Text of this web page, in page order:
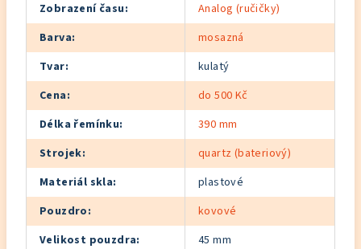
Zobrazení času:
Analog (ručičky)
Barva:
mosazná
Tvar:
kulatý
Cena:
do 500 Kč
Délka řemínku:
390 mm
Strojek:
quartz (bateriový)
Materiál skla:
plastové
Pouzdro:
kovové
Velikost pouzdra:
45 mm